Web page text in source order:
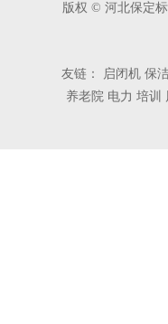
版权 © 河北保定
友链： 启闭机 保
养老院 电力 培训